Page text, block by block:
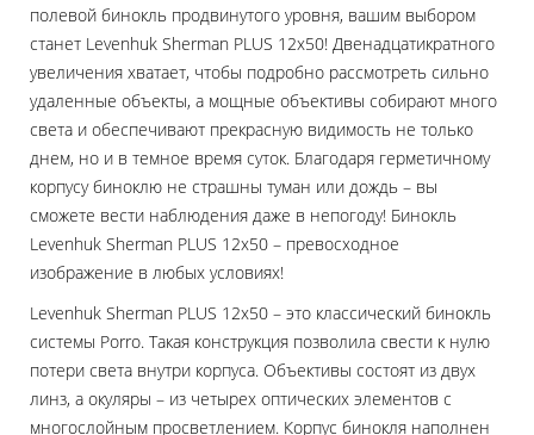
полевой бинокль продвинутого уровня, вашим выбором
станет Levenhuk Sherman PLUS 12x50! Двенадцатикратного
увеличения хватает, чтобы подробно рассмотреть сильно
удаленные объекты, а мощные объективы собирают много
света и обеспечивают прекрасную видимость не только
днем, но и в темное время суток. Благодаря герметичному
корпусу биноклю не страшны туман или дождь – вы
сможете вести наблюдения даже в непогоду! Бинокль
Levenhuk Sherman PLUS 12x50 – превосходное
изображение в любых условиях!
Levenhuk Sherman PLUS 12x50 – это классический бинокль
системы Porro. Такая конструкция позволила свести к нулю
потери света внутри корпуса. Объективы состоят из двух
линз, а окуляры – из четырех оптических элементов с
многослойным просветлением. Корпус бинокля наполнен